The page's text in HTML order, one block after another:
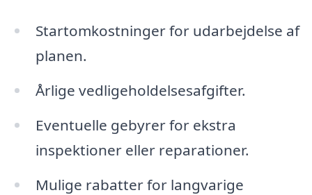
Startomkostninger for udarbejdelse af
planen.
Årlige vedligeholdelsesafgifter.
Eventuelle gebyrer for ekstra
inspektioner eller reparationer.
Mulige rabatter for langvarige